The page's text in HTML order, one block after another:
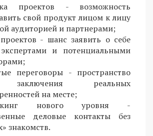
проектов - возможность
свой продукт лицом к лицу
аудиторией и партнерами;
- шанс заявить о себе
и потенциальными
переговоры - пространство
реальных
на месте;
нового уровня -
деловые контакты без
знакомств.